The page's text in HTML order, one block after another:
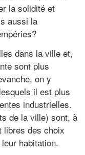
la solidité et
aussi la
dans la ville et,
sont plus
on y
il est plus
industrielles.
de la ville) sont, à
libres des choix
habitation.